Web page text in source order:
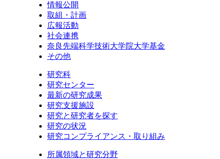
情報公開
取組・計画
広報活動
社会連携
奈良先端科学技術大学院大学基金
その他
研究科
研究センター
最新の研究成果
研究支援施設
研究と研究者を探す
研究の状況
研究コンプライアンス・取り組み
所属領域と研究分野